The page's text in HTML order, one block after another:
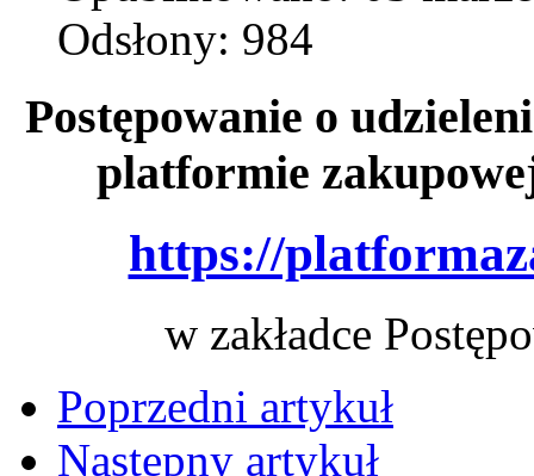
Odsłony: 984
Postępowanie o
platformie
https://
w zakładce
Poprzedni artykuł
Następny artykuł